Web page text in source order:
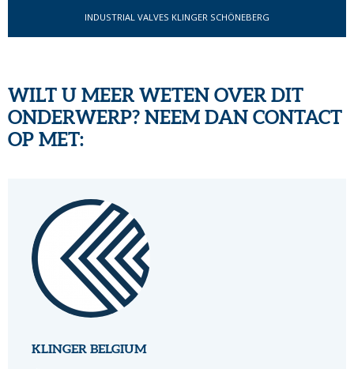
INDUSTRIAL VALVES KLINGER SCHÖNEBERG
WILT U MEER WETEN OVER DIT
ONDERWERP? NEEM DAN CONTACT
OP MET:
KLINGER BELGIUM